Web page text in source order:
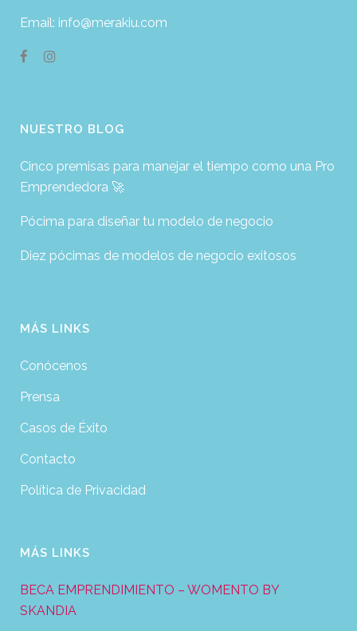
Email: info@merakiu.com
NUESTRO BLOG
Cinco premisas para manejar el tiempo como una Pro
Emprendedora 🚀
Pócima para diseñar tu modelo de negocio
Diez pócimas de modelos de negocio exitosos
MÁS LINKS
Conócenos
Prensa
Casos de Éxito
Contacto
Política de Privacidad
MÁS LINKS
BECA EMPRENDIMIENTO – WOMENTO BY
SKANDIA